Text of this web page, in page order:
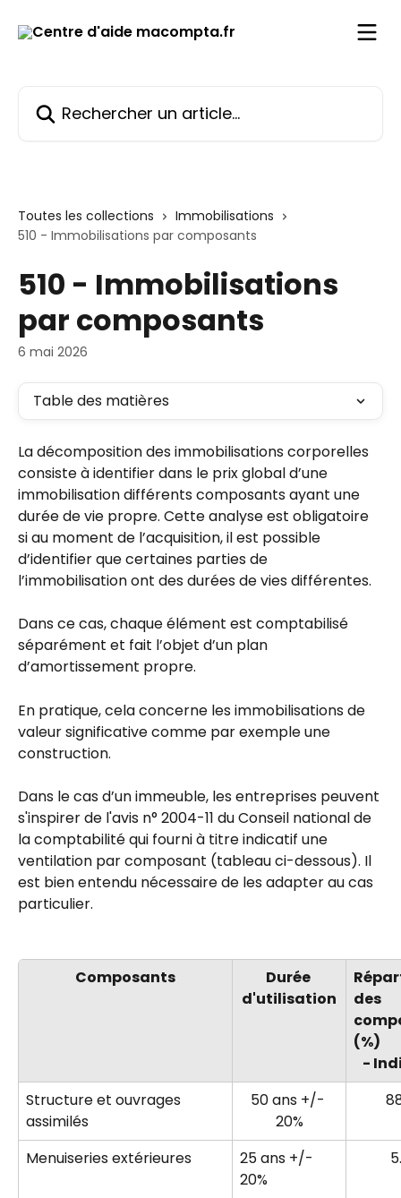
Toutes les collections
Immobilisations
510 - Immobilisations par composants
510 - Immobilisations
par composants
6 mai 2026
Table des matières
La décomposition des immobilisations corporelles
consiste à identifier dans le prix global d’une
immobilisation différents composants ayant une
durée de vie propre. Cette analyse est obligatoire
si au moment de l’acquisition, il est possible
d’identifier que certaines parties de
l’immobilisation ont des durées de vies différentes.
Dans ce cas, chaque élément est comptabilisé
séparément et fait l’objet d’un plan
d’amortissement propre.
En pratique, cela concerne les immobilisations de
valeur significative comme par exemple une
construction.
Dans le cas d’un immeuble, les entreprises peuvent
s'inspirer de l'avis n° 2004-11 du Conseil national de
la comptabilité qui fourni à titre indicatif une
ventilation par composant (tableau ci-dessous). Il
est bien entendu nécessaire de les adapter au cas
particulier.
Composants
Durée
d'utilisation
des
(%)
-
Structure et ouvrages
assimilés
50 ans +/-
20%
Menuiseries extérieures
25 ans +/-
20%